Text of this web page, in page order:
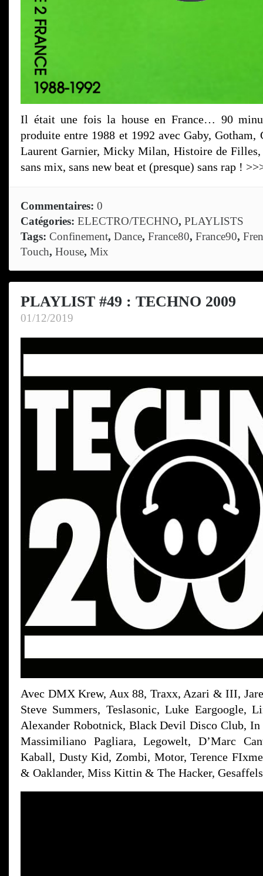
Il était une fois la house en France… 90
produite entre 1988 et 1992 avec Gaby, Gotham,
Laurent Garnier, Micky Milan, Histoire de
sans mix, sans new beat et (presque) sans rap !
Commentaires: 0
Catégories: ELECTRO/TECHNO, PLAYLISTS
Tags: Confinement, Dance, France80, France90,
Touch, House, Mix
PLAYLIST #49 : TECHNO 2009
01/12/2019
Avec DMX Krew, Aux 88, Traxx, Azari & III,
Steve Summers, Teslasonic, Luke Eargoogle,
Alexander Robotnick, Black Devil Disco Club,
Massimiliano Pagliara, Legowelt, D’Marc
Kaball, Dusty Kid, Zombi, Motor, Terence
& Oaklander, Miss Kittin & The Hacker,